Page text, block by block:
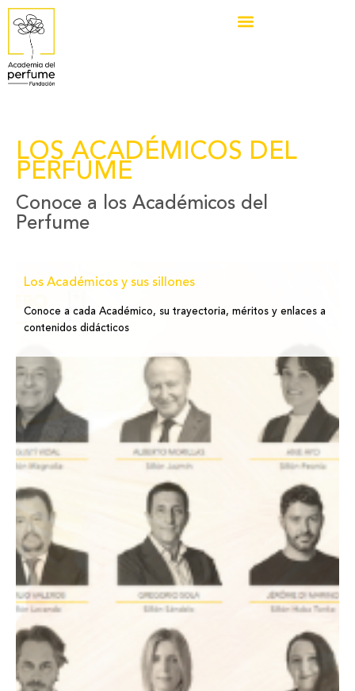
LOS ACADÉMICOS DEL
PERFUME
Conoce a los Académicos del
Perfume
Los Académicos y sus sillones
Conoce a cada Académico, su trayectoria, méritos y enlaces a
contenidos didácticos